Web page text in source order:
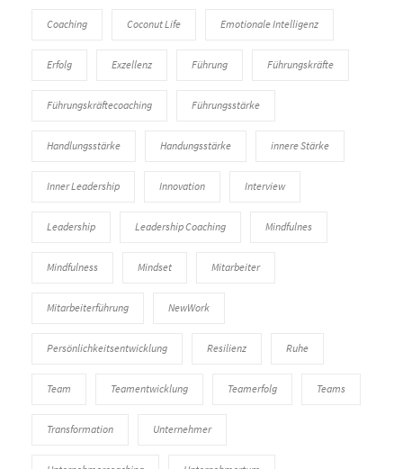
Coaching Coconut Life Emotionale Intelligenz
Erfolg Exzellenz Führung Führungskräfte
Führungskräftecoaching Führungsstärke
Handlungsstärke Handungsstärke innere Stärke
Inner Leadership Innovation Interview
Leadership Leadership Coaching Mindfulnes
Mindfulness Mindset Mitarbeiter
Mitarbeiterführung NewWork
Persönlichkeitsentwicklung Resilienz Ruhe
Team Teamentwicklung Teamerfolg Teams
Transformation Unternehmer